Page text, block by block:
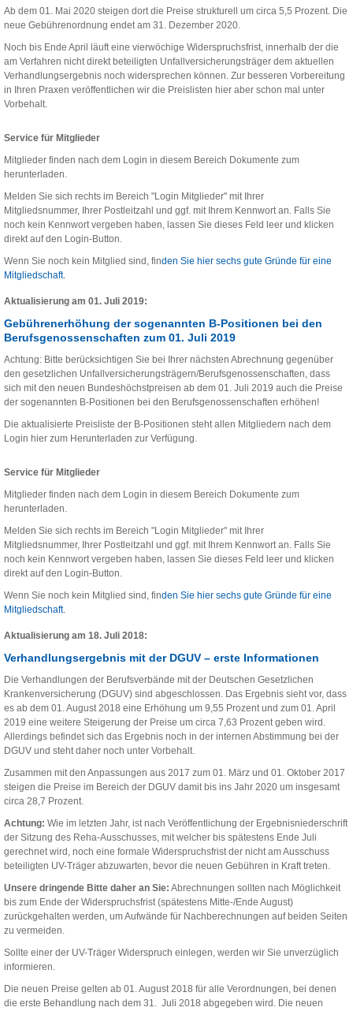
Ab dem 01. Mai 2020 steigen dort die Preise strukturell um circa 5,5 Prozent. Die
neue Gebührenordnung endet am 31. Dezember 2020.
Noch bis Ende April läuft eine vierwöchige Widerspruchsfrist, innerhalb der die
am Verfahren nicht direkt beteiligten Unfallversicherungsträger dem aktuellen
Verhandlungsergebnis noch widersprechen können. Zur besseren Vorbereitung
in Ihren Praxen veröffentlichen wir die Preislisten hier aber schon mal unter
Vorbehalt.
Service für Mitglieder
Mitglieder finden nach dem Login in diesem Bereich Dokumente zum
herunterladen.
Melden Sie sich rechts im Bereich "Login Mitglieder" mit Ihrer
Mitgliedsnummer, Ihrer Postleitzahl und ggf. mit Ihrem Kennwort an. Falls Sie
noch kein Kennwort vergeben haben, lassen Sie dieses Feld leer und klicken
direkt auf den Login-Button.
Wenn Sie noch kein Mitglied sind, finden Sie hier sechs gute Gründe für eine
Mitgliedschaft.
Aktualisierung am 01. Juli 2019:
Gebührenerhöhung der sogenannten B-Positionen bei den
Berufsgenossenschaften zum 01. Juli 2019
Achtung: Bitte berücksichtigen Sie bei Ihrer nächsten Abrechnung gegenüber
den gesetzlichen Unfallversicherungsträgern/Berufsgenossenschaften, dass
sich mit den neuen Bundeshöchstpreisen ab dem 01. Juli 2019 auch die Preise
der sogenannten B-Positionen bei den Berufsgenossenschaften erhöhen!
Die aktualisierte Preisliste der B-Positionen steht allen Mitgliedern nach dem
Login hier zum Herunterladen zur Verfügung.
Service für Mitglieder
Mitglieder finden nach dem Login in diesem Bereich Dokumente zum
herunterladen.
Melden Sie sich rechts im Bereich "Login Mitglieder" mit Ihrer
Mitgliedsnummer, Ihrer Postleitzahl und ggf. mit Ihrem Kennwort an. Falls Sie
noch kein Kennwort vergeben haben, lassen Sie dieses Feld leer und klicken
direkt auf den Login-Button.
Wenn Sie noch kein Mitglied sind, finden Sie hier sechs gute Gründe für eine
Mitgliedschaft.
Aktualisierung am 18. Juli 2018:
Verhandlungsergebnis mit der DGUV – erste Informationen
Die Verhandlungen der Berufsverbände mit der Deutschen Gesetzlichen
Krankenversicherung (DGUV) sind abgeschlossen. Das Ergebnis sieht vor, dass
es ab dem 01. August 2018 eine Erhöhung um 9,55 Prozent und zum 01. April
2019 eine weitere Steigerung der Preise um circa 7,63 Prozent geben wird.
Allerdings befindet sich das Ergebnis noch in der internen Abstimmung bei der
DGUV und steht daher noch unter Vorbehalt.
Zusammen mit den Anpassungen aus 2017 zum 01. März und 01. Oktober 2017
steigen die Preise im Bereich der DGUV damit bis ins Jahr 2020 um insgesamt
circa 28,7 Prozent.
Achtung: Wie im letzten Jahr, ist nach Veröffentlichung der Ergebnisniederschrift
der Sitzung des Reha-Ausschusses, mit welcher bis spätestens Ende Juli
gerechnet wird, noch eine formale Widerspruchsfrist der nicht am Ausschuss
beteiligten UV-Träger abzuwarten, bevor die neuen Gebühren in Kraft treten.
Unsere dringende Bitte daher an Sie: Abrechnungen sollten nach Möglichkeit
bis zum Ende der Widerspruchsfrist (spätestens Mitte-/Ende August)
zurückgehalten werden, um Aufwände für Nachberechnungen auf beiden Seiten
zu vermeiden.
Sollte einer der UV-Träger Widerspruch einlegen, werden wir Sie unverzüglich
informieren.
Die neuen Preise gelten ab 01. August 2018 für alle Verordnungen, bei denen
die erste Behandlung nach dem 31. Juli 2018 abgegeben wird. Die neuen